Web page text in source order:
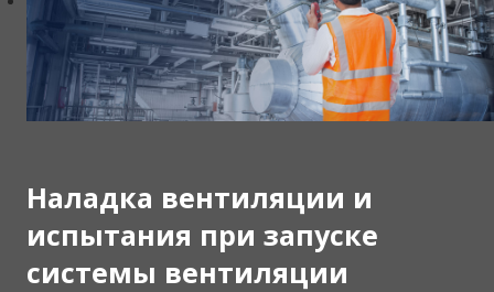
Наладка вентиляции и
испытания при запуске
системы вентиляции ​